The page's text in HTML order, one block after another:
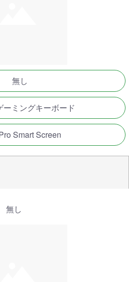
無し
ーミングキーボード
Smart Screen
無し